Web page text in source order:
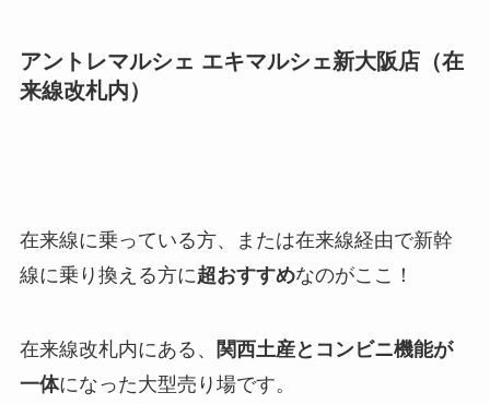
アントレマルシェ エキマルシェ新大阪店（在
来線改札内）
在来線に乗っている方、または在来線経由で新幹
線に乗り換える方に超おすすめなのがここ！
在来線改札内にある、
関西土産とコンビニ機能が
一体になった大型売り場です。